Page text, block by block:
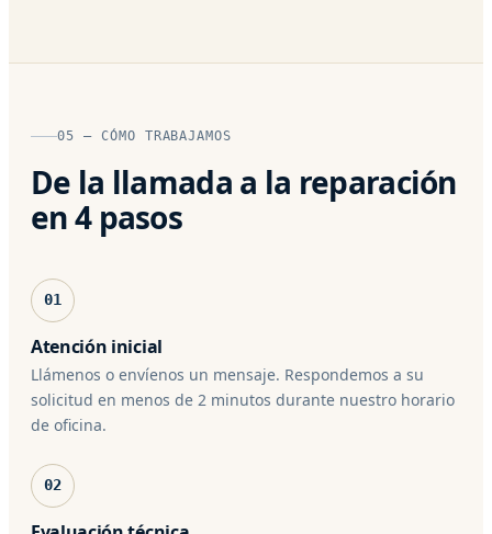
05 — CÓMO TRABAJAMOS
De la llamada a la reparación
en 4 pasos
01
Atención inicial
Llámenos o envíenos un mensaje. Respondemos a su
solicitud en menos de 2 minutos durante nuestro horario
de oficina.
02